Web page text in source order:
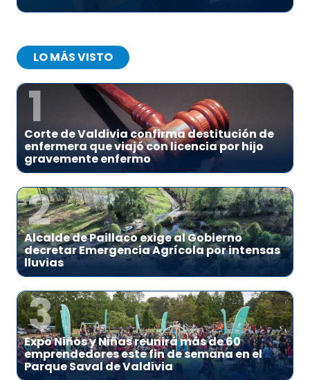
LO MÁS VISTO
1
Corte de Valdivia confirma destitución de
enfermera que viajó con licencia por hijo
gravemente enfermo
2
Alcalde de Paillaco exige al Gobierno
decretar Emergencia Agrícola por intensas
lluvias
3
Expo Niños y Niñas reunirá más de 60
emprendedores este fin de semana en el
Parque Saval de Valdivia